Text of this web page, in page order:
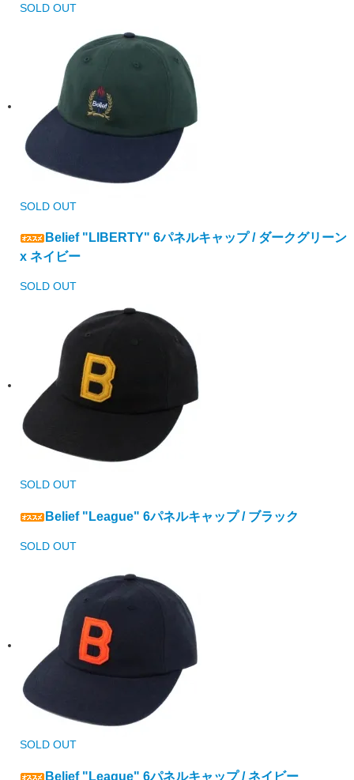
SOLD OUT
SOLD OUT
Belief "LIBERTY" 6パネルキャップ / ダークグリーン
x ネイビー
SOLD OUT
SOLD OUT
Belief "League" 6パネルキャップ / ブラック
SOLD OUT
SOLD OUT
Belief "League" 6パネルキャップ / ネイビー